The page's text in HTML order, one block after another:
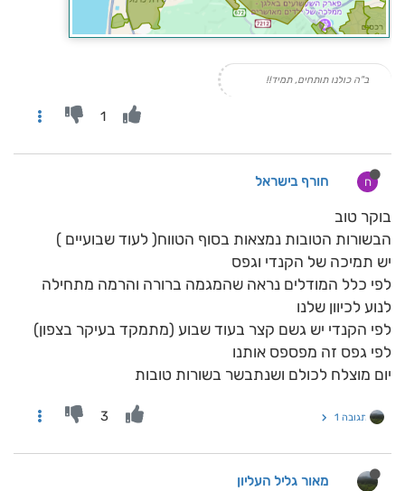
ב"ה כולנו תותחים, תמיד!!
1
ח חורף בישראל
בוקר טוב
הבשורות הטובות נמצאות בסוף הטווח( לעוד שבועיים )
יש תמיכה של הקנדי וגפס
לפי כלל המודלים נראה שהמגמה ברורה והרמה מתחילה
לנוע לכיוון שלנו
לפי הקנדי יש גשם קצר בעוד שבוע (מתמקד בעיקר בצפון)
לפי גפס זה מפספס אותנו
יום מוצלח לכולם ושנתבשר בשורות טובות
תגובה 1 3
מאור גליל העליון